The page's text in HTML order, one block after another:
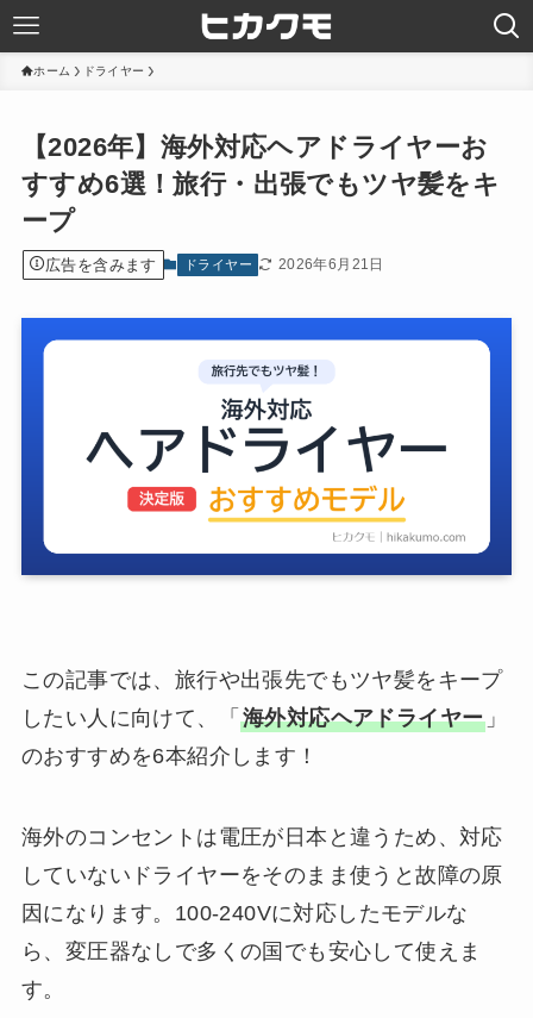
ホーム ドライヤー
【2026年】海外対応ヘアドライヤーお
すすめ6選！旅行・出張でもツヤ髪をキ
ープ
広告を含みます ドライヤー 2026年6月21日
この記事では、旅行や出張先でもツヤ髪をキープ
したい人に向けて、「 海外対応ヘアドライヤー 」
のおすすめを6本紹介します！
海外のコンセントは電圧が日本と違うため、対応
していないドライヤーをそのまま使うと故障の原
因になります。100-240Vに対応したモデルな
ら、変圧器なしで多くの国でも安心して使えま
す。